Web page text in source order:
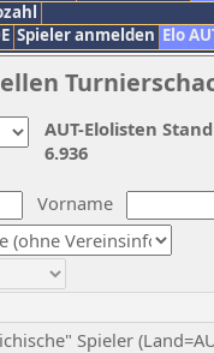
Spieler anmelden Elo
Vorname
Spieler
AUT-Elolisten
6.936